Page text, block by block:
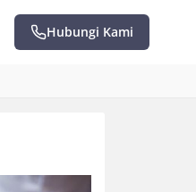
Hubungi Kami